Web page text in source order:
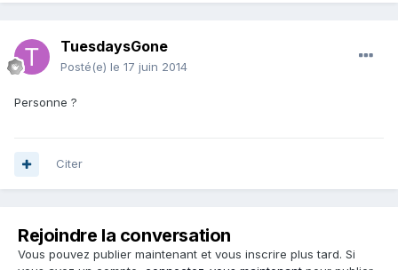
TuesdaysGone
Posté(e) le 17 juin 2014
Personne ?
Citer
Rejoindre la conversation
Vous pouvez publier maintenant et vous inscrire plus tard. Si